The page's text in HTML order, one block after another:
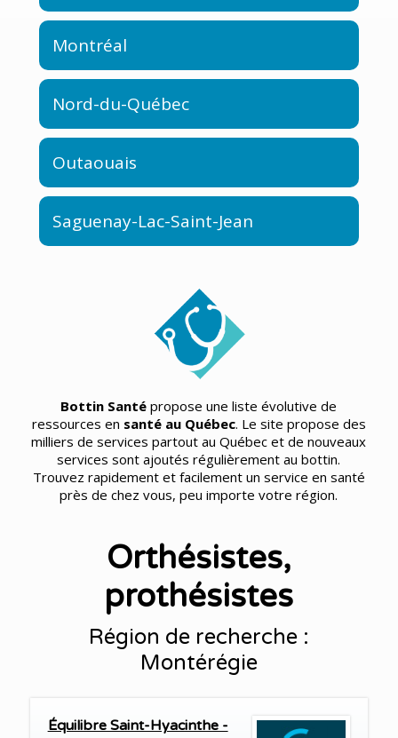
Montréal
Nord-du-Québec
Outaouais
Saguenay-Lac-Saint-Jean
Bottin Santé propose une liste évolutive de
ressources en santé au Québec. Le site propose des
milliers de services partout au Québec et de nouveaux
services sont ajoutés régulièrement au bottin.
Trouvez rapidement et facilement un service en santé
près de chez vous, peu importe votre région.
Orthésistes,
prothésistes
Région de recherche :
Montérégie
Équilibre Saint-Hyacinthe -